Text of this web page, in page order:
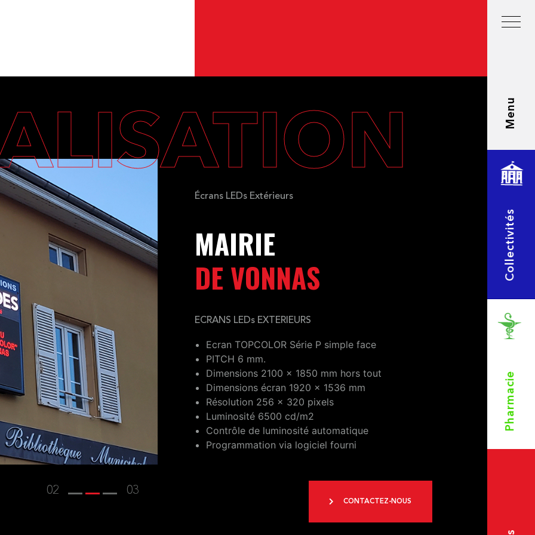
Menu
Collectivités
Pharmacie
02 03
Écrans LEDs Extérieurs
MAIRIE
DE VONNAS
ECRANS LEDs EXTERIEURS
Ecran TOPCOLOR Série P simple face
PITCH 6 mm.
Dimensions 2100 x 1850 mm hors tout
Dimensions écran 1920 x 1536 mm
Résolution 256 x 320 pixels
Luminosité 6500 cd/m2
Contrôle de luminosité automatique
Programmation via logiciel fourni
CONTACTEZ-NOUS